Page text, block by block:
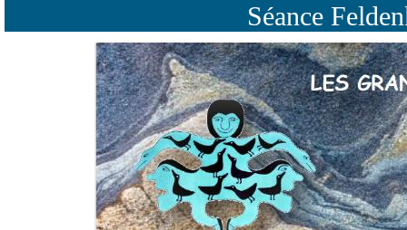
Séance